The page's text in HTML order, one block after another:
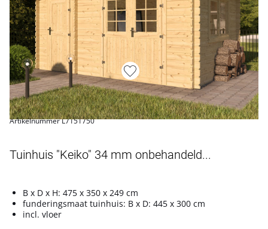
Artikelnummer L7151750
Tuinhuis "Keiko" 34 mm onbehandeld...
B x D x H: 475 x 350 x 249 cm
funderingsmaat tuinhuis: B x D: 445 x 300 cm
incl. vloer